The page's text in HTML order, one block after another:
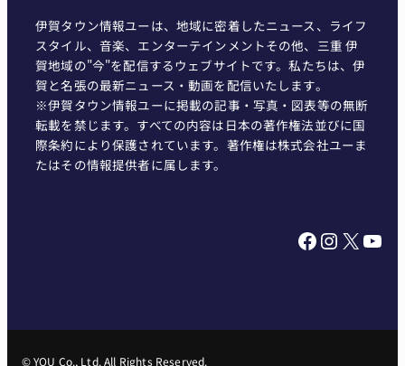
伊賀タウン情報ユーは、地域に密着したニュース、ライフ
スタイル、音楽、エンターテインメントその他、三重 伊
賀地域の"今"を配信するウェブサイトです。私たちは、伊
賀と名張の最新ニュース・動画を配信いたします。
※伊賀タウン情報ユーに掲載の記事・写真・図表等の無断
転載を禁じます。すべての内容は日本の著作権法並びに国
際条約により保護されています。著作権は株式会社ユーま
たはその情報提供者に属します。
Facebook InstagramX YouTube
© YOU Co., Ltd. All Rights Reserved.